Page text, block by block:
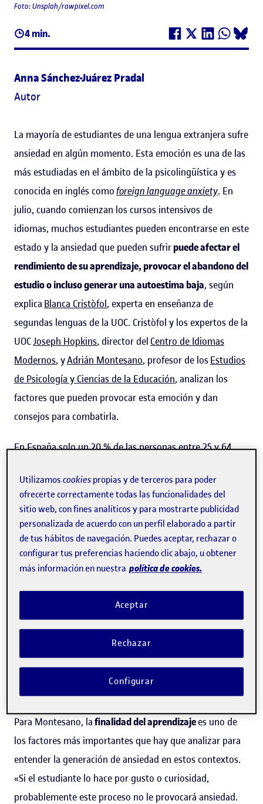
4 min.
Foto: Unsplah/rawpixel.com
Anna Sánchez-Juárez Pradal
Autor
La mayoría de estudiantes de una lengua extranjera sufre
ansiedad en algún momento. Esta emoción es una de las
más estudiadas en el ámbito de la psicolingüística y es
conocida en inglés comoforeign language anxiety. En
julio, cuando comienzan los cursos intensivos de
idiomas, muchos estudiantes pueden encontrarse en este
estado y la ansiedad que pueden sufrirpuede afectar el
rendimiento de su aprendizaje, provocar el abandono del
estudio o incluso generar una autoestima baja, según
explica Blanca Cristòfol, experta en enseñanza de
segundas lenguas de la UOC. Cristòfol y los expertos de la
UOCJoseph Hopkins, director del Centro de Idiomas
Modernos, yAdrián Montesano, profesor de losEstudios
de Psicología y Ciencias de la Educación, analizan los
factores que pueden provocar esta emoción y dan
consejos para combatirla.
En España solo un 20 % de las personas entre 25 y 64
extranjera, según losúltimos datos publicados por
Eurostat.
Es decir, la mayoría de la población piensa que
le faltan conocimientos para dominarla de manera
satisfactoria. «En este sentido, laautopercepción es clave
en el aprendizaje. Lo que piensan las personas de sí
ansiedad
que pueden sufrir en el momento de hablarlo»,
explica Cristòfol, investigadora de la UOC. Hopkins y
Montesano añaden que un nivel de autoexigencia
excesivamente elevado puede predisponerlas a alcanzar
Para Montesano, lafinalidad del aprendizajees uno de
los factores más importantes que hay que analizar para
entender la generación de ansiedad en estos contextos.
«Si el estudiante lo hace por gusto o curiosidad,
probablemente este proceso no le provocará ansiedad.
Utilizamoscookies propias y de terceros para poder
ofrecerte correctamente todas las funcionalidades del
sitio web, con fines analíticos y para mostrarte publicidad
personalizada de acuerdo con un perfil elaborado a partir
de tus hábitos de navegación. Puedes aceptar, rechazar o
configurar tus preferencias haciendo clic abajo, u obtener
más información en nuestra política de cookies.
Rechazar
Aceptar
Configurar